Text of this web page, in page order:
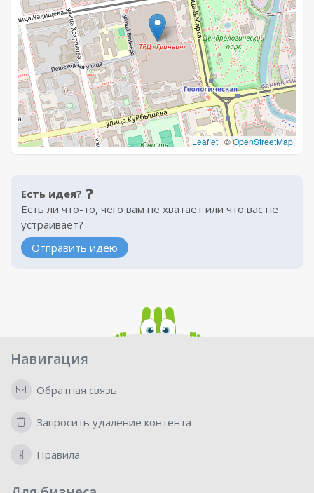
Leaflet | ©OpenStreetMap
Есть идея?
Есть ли что-то, чего вам не хватает или что вас не
устраивает?
Отправить идею
Навигация
Обратная связь
Запросить удаление контента
Правила